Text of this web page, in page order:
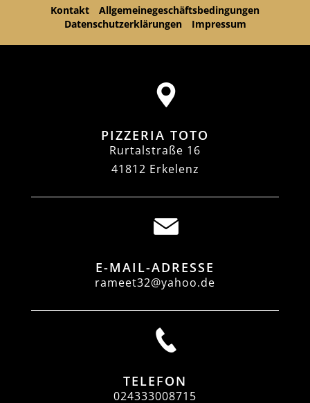
Kontakt
Allgemeinegeschäftsbedingungen
Datenschutzerklärungen
Impressum
PIZZERIA TOTO
Rurtalstraße 16
41812 Erkelenz
E-MAIL-ADRESSE
rameet32@yahoo.de
TELEFON
024333008715